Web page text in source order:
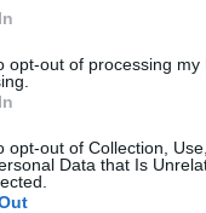
opt-out of processing
opt-out of Collection,
Data that Is
σημαίας
«
Του αρέσει να
πρώην